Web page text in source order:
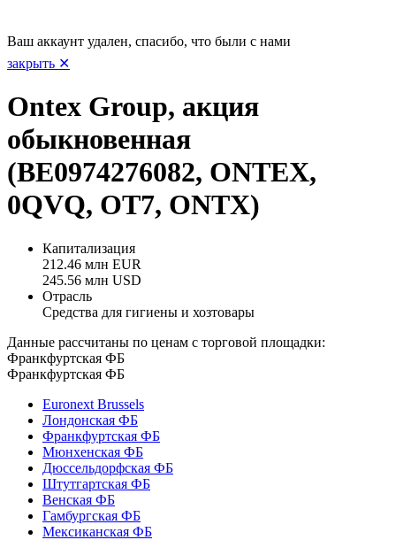
Ваш аккаунт удален, спасибо, что были с нами
закрыть ✕
Ontex Group, акция
обыкновенная
(BE0974276082, ONTEX,
0QVQ, OT7, ONTX)
Капитализация
212.46 млн EUR
245.56 млн USD
Отрасль
Средства для гигиены и хозтовары
Данные рассчитаны по ценам с торговой площадки:
Франкфуртская ФБ
Франкфуртская ФБ
Euronext Brussels
Лондонская ФБ
Франкфуртская ФБ
Мюнхенская ФБ
Дюссельдорфская ФБ
Штутгартская ФБ
Венская ФБ
Гамбургская ФБ
Мексиканская ФБ